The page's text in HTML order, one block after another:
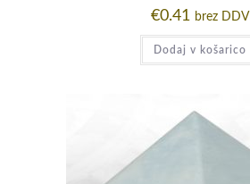
€0.41 brez DDV
Dodaj v košarico